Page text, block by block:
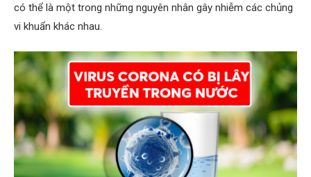
có thể là một trong những nguyên nhân gây nhiễm các chủng
vi khuẩn khác nhau.